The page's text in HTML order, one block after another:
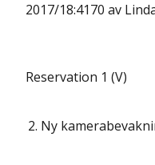
2017/18:4170 av
Reservation 1 (V)
2. Ny